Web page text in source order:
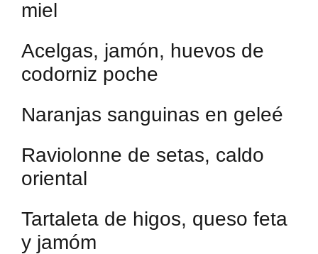
miel
Acelgas, jamón, huevos de
codorniz poche
Naranjas sanguinas en geleé
Raviolonne de setas, caldo
oriental
Tartaleta de higos, queso feta
y jamóm